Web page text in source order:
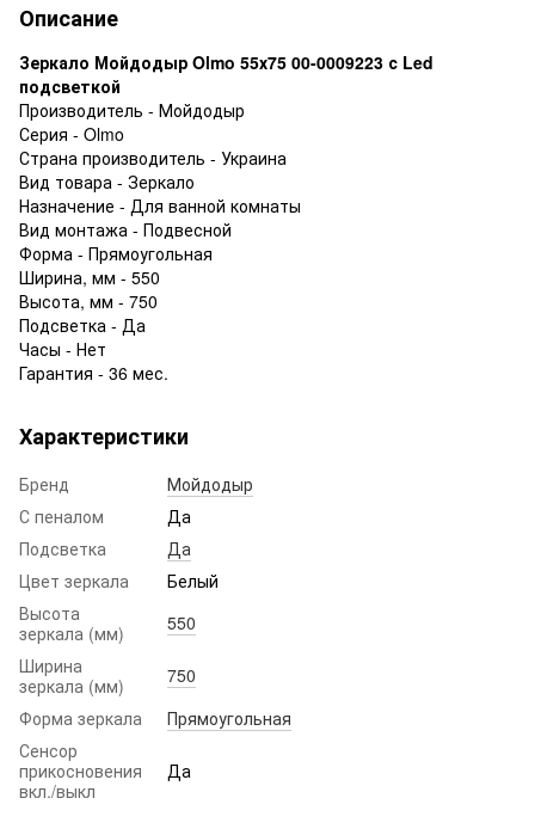
Описание
Зеркало Мойдодыр Olmo 55х75 00-0009223 с Led
подсветкой
Производитель - Мойдодыр
Серия - Olmo
Страна производитель - Украина
Вид товара - Зеркало
Назначение - Для ванной комнаты
Вид монтажа - Подвесной
Форма - Прямоугольная
Ширина, мм - 550
Высота, мм - 750
Подсветка - Да
Часы - Нет
Гарантия - 36 мес.
Характеристики
Бренд
Мойдодыр
С пеналом
Да
Подсветка
Да
Цвет зеркала
Белый
Высота
зеркала (мм)
550
Ширина
зеркала (мм)
750
Форма зеркала
Прямоугольная
Сенсор
прикосновения
вкл./выкл
Да